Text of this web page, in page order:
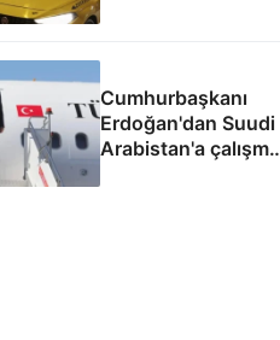
Cumhurbaşkanı
Erdoğan'dan Suudi
Arabistan'a çalışma